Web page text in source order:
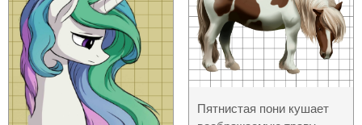
Пятнистая пони кушает